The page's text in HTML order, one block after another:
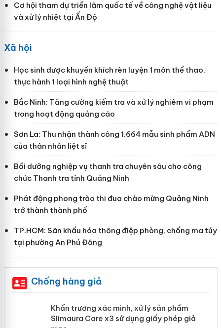
Cơ hội tham dự triển lãm quốc tế về công nghệ vật liệu
và xử lý nhiệt tại Ấn Độ
Xã hội
Học sinh được khuyến khích rèn luyện 1 môn thể thao,
thực hành 1 loại hình nghệ thuật
Bắc Ninh: Tăng cường kiểm tra và xử lý nghiêm vi phạm
trong hoạt động quảng cáo
Sơn La: Thu nhận thành công 1.664 mẫu sinh phẩm ADN
của thân nhân liệt sĩ
Bồi dưỡng nghiệp vụ thanh tra chuyên sâu cho công
chức Thanh tra tỉnh Quảng Ninh
Phát động phong trào thi đua chào mừng Quảng Ninh
trở thành thành phố
TP.HCM: Sân khấu hóa thông điệp phòng, chống ma túy
tại phường An Phú Đông
Chống hàng giả
Khẩn trương xác minh, xử lý sản phẩm
Slimaura Care x3 sử dụng giấy phép